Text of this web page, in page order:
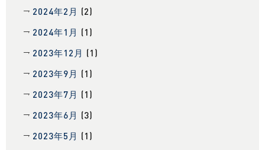
2024年2月 (2)
2024年1月 (1)
2023年12月 (1)
2023年9月 (1)
2023年7月 (1)
2023年6月 (3)
2023年5月 (1)